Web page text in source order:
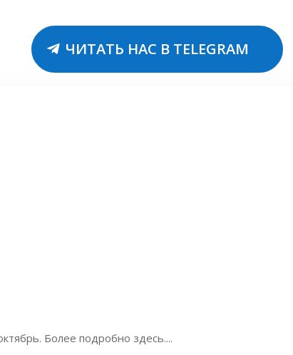
ЧИТАТЬ НАС В TELEGRAM
Более подробно здесь....